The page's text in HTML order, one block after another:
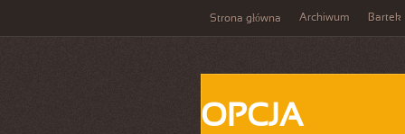
Strona główna Archiwum Bartek
OPCJA